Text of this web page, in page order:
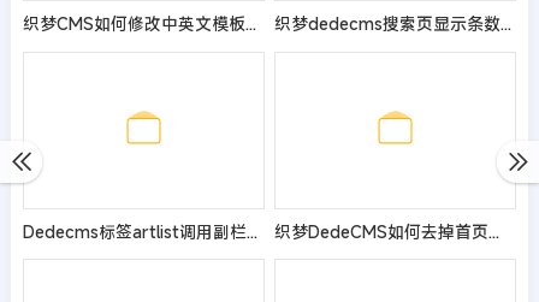
织梦CMS如何修改中英文模板的当前位置 织梦dedecms搜索页显示条数10条更改
Dedecms标签artlist调用副栏目方法 织梦DedeCMS如何去掉首页域名后面的index.html